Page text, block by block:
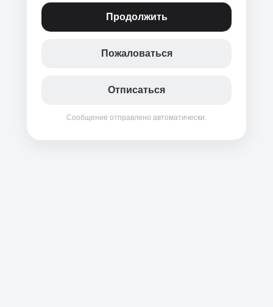
Продолжить
Пожаловаться
Отписаться
Сообщение отправлено автоматически.